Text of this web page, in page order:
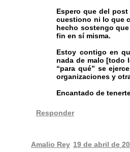
Espero que del
cuestiono ni lo que
hecho sostengo
fin en sí misma.
Estoy contigo en
nada de malo [todo
“para qué” se
organizaciones y
Encantado de
Responder
Amalio Rey 19 de abril de